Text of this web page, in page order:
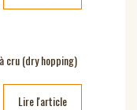
cru (dry hopping)
Lire l'article